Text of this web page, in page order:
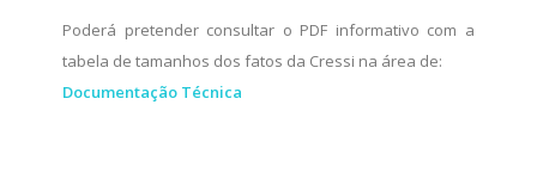
Poderá pretender consultar o PDF informativo com a
tabela de tamanhos dos fatos da Cressi na área de:
Documentação Técnica